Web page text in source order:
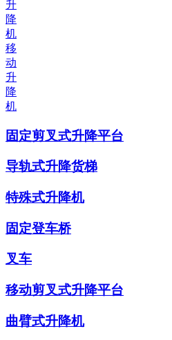
升
降
机
移
动
升
降
机
固定剪叉式升降平台
导轨式升降货梯
特殊式升降机
固定登车桥
叉车
移动剪叉式升降平台
曲臂式升降机